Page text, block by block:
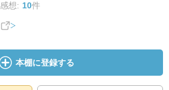
感想: 10件
本棚に登録する